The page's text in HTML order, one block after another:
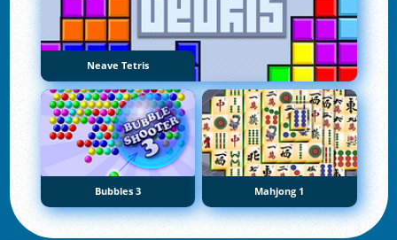
Neave Tetris
Bubbles 3 Mahjong 1